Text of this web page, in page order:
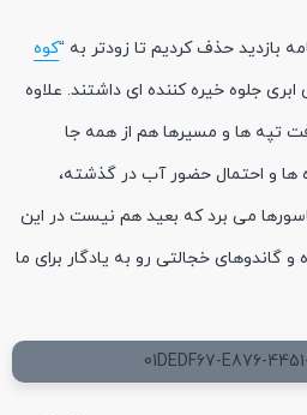
بازدید حذف کردیم تا زودتر به “کوه
جلوه خیره کننده ای داشتند. علاوه
تپه ها و مسیرها هم از همه جا
ها و احتمال حضور آب در گذشته،
می برد که بعید هم نیست در این
گاندوهای خجالتی رو به یادگار برای ما